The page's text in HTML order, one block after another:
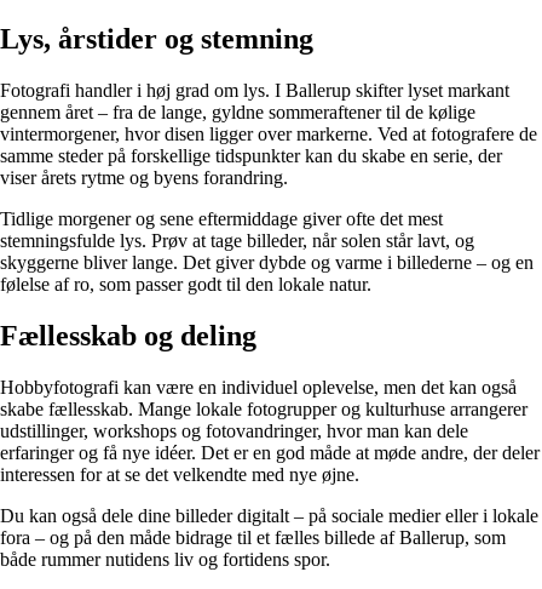
Lys, årstider og stemning
Fotografi handler i høj grad om lys. I Ballerup skifter lyset markant
gennem året – fra de lange, gyldne sommeraftener til de kølige
vintermorgener, hvor disen ligger over markerne. Ved at fotografere de
samme steder på forskellige tidspunkter kan du skabe en serie, der
viser årets rytme og byens forandring.
Tidlige morgener og sene eftermiddage giver ofte det mest
stemningsfulde lys. Prøv at tage billeder, når solen står lavt, og
skyggerne bliver lange. Det giver dybde og varme i billederne – og en
følelse af ro, som passer godt til den lokale natur.
Fællesskab og deling
Hobbyfotografi kan være en individuel oplevelse, men det kan også
skabe fællesskab. Mange lokale fotogrupper og kulturhuse arrangerer
udstillinger, workshops og fotovandringer, hvor man kan dele
erfaringer og få nye idéer. Det er en god måde at møde andre, der deler
interessen for at se det velkendte med nye øjne.
Du kan også dele dine billeder digitalt – på sociale medier eller i lokale
fora – og på den måde bidrage til et fælles billede af Ballerup, som
både rummer nutidens liv og fortidens spor.